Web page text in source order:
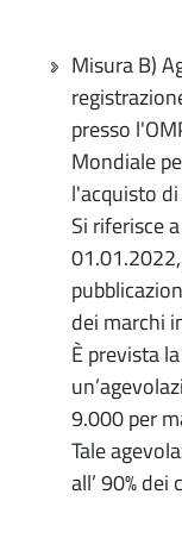
Misura B)
presso
Mondiale
l'acquisto
Si riferisce
dei marchi
È prevista
9.000 per
Tale
all’ 90%